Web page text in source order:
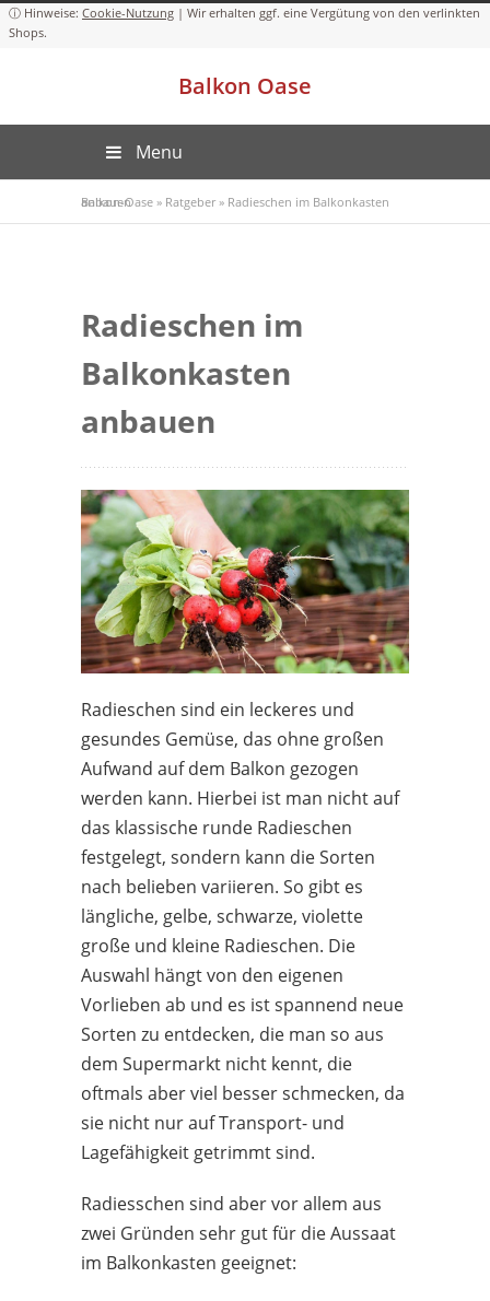
Cookie-Nutzung
Balkon Oase
Menu
Balkon-Oase » Ratgeber »
Radieschen im Balkonkasten anbauen
Radieschen im
Balkonkasten
anbauen
Radieschen sind ein leckeres und
gesundes Gemüse, das ohne großen
Aufwand auf dem Balkon gezogen
werden kann. Hierbei ist man nicht auf
das klassische runde Radieschen
festgelegt, sondern kann die Sorten
nach belieben variieren. So gibt es
längliche, gelbe, schwarze, violette
große und kleine Radieschen. Die
Auswahl hängt von den eigenen
Vorlieben ab und es ist spannend neue
Sorten zu entdecken, die man so aus
dem Supermarkt nicht kennt, die
oftmals aber viel besser schmecken, da
sie nicht nur auf Transport- und
Lagefähigkeit getrimmt sind.
Radiesschen sind aber vor allem aus
zwei Gründen sehr gut für die Aussaat
im Balkonkasten geeignet: